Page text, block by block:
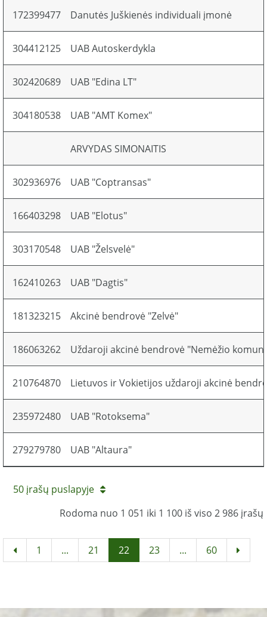
172399477 Danutės Juškienės individuali įmonė
304412125 UAB Autoskerdykla
302420689 UAB "Edina LT"
304180538 UAB "AMT Komex"
ARVYDAS SIMONAITIS
302936976 UAB "Coptransas"
166403298 UAB "Elotus"
303170548 UAB "Želsvelė"
162410263 UAB "Dagtis"
181323215 Akcinė bendrovė "Zelvė"
186063262 Uždaroji akcinė bendrovė "Nemėžio
210764870 Lietuvos ir Vokietijos uždaroji akcinė
235972480 UAB "Rotoksema"
279279780 UAB "Altaura"
50 įrašų puslapyje
Rodoma nuo 1 051 iki 1 100 iš viso 2 986 įrašų
1 ... 21 22 23 ... 60